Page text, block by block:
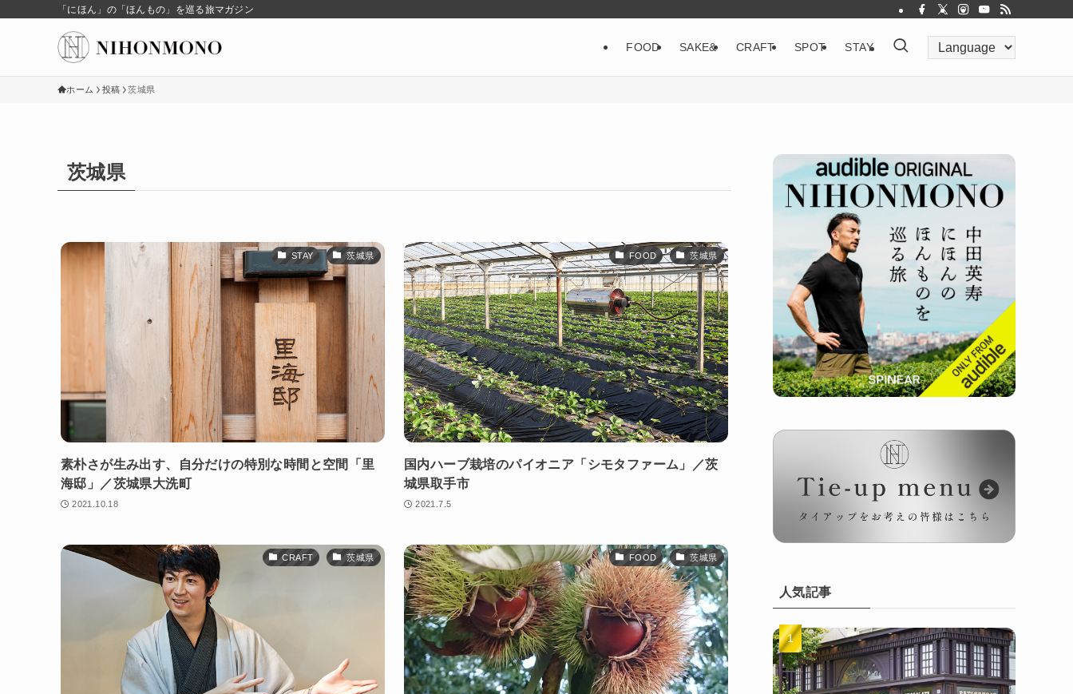
「にほん」の「ほんもの」を巡る旅マガジン
FOOD SAKE& CRAFT SPOT STAY
ホーム 投稿 茨城県
茨城県
STAY 茨城県
素朴さが生み出す、自分だけの特別な時間と空間「里
海邸」／茨城県大洗町
2021.10.18
FOOD 茨城県
国内ハーブ栽培のパイオニア「シモタファーム」／茨
城県取手市
2021.7.5
CRAFT 茨城県 FOOD 茨城県
人気記事